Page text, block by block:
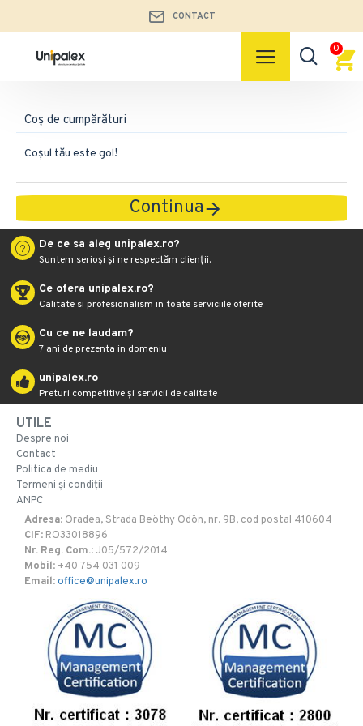
CONTACT
0
Coș de cumpărături
Coșul tău este gol!
Continua
De ce sa aleg unipalex.ro?
Suntem serioși și ne respectăm clienții.
Ce ofera unipalex.ro?
Calitate si profesionalism in toate serviciile oferite
Cu ce ne laudam?
7 ani de prezenta in domeniu
unipalex.ro
Preturi competitive și servicii de calitate
UTILE
Despre noi
Contact
Politica de mediu
Termeni și condiții
ANPC
Adresa: Oradea, Strada Beöthy Odön, nr. 9B, cod postal 410604
CIF: RO33018896
Nr. Reg. Com.: J05/572/2014
Mobil: +40 754 031 009
Email:office@unipalex.ro